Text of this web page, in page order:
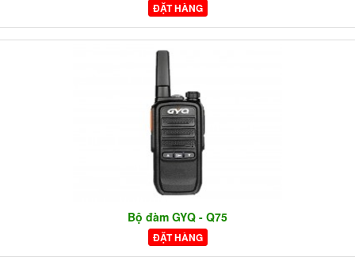
ĐẶT HÀNG
Bộ đàm GYQ - Q75
ĐẶT HÀNG